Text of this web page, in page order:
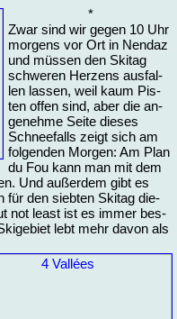
*
Zwar sind wir ge­gen 10 Uhr
mor­gens vor Ort in Nen­daz
und müs­sen den Ski­tag
schwe­ren Her­zens aus­fal­
len las­sen, weil kaum Pis­
ten of­fen sind, aber die an­
ge­neh­me Sei­te die­ses
Schnee­falls zeigt sich am
fol­gen­den Mor­gen: Am Plan
du Fou kann man mit dem
Und au­ßer­dem gibt es
für den sieb­ten Ski­tag die­
not least ist es im­mer bes­
lebt mehr da­von als